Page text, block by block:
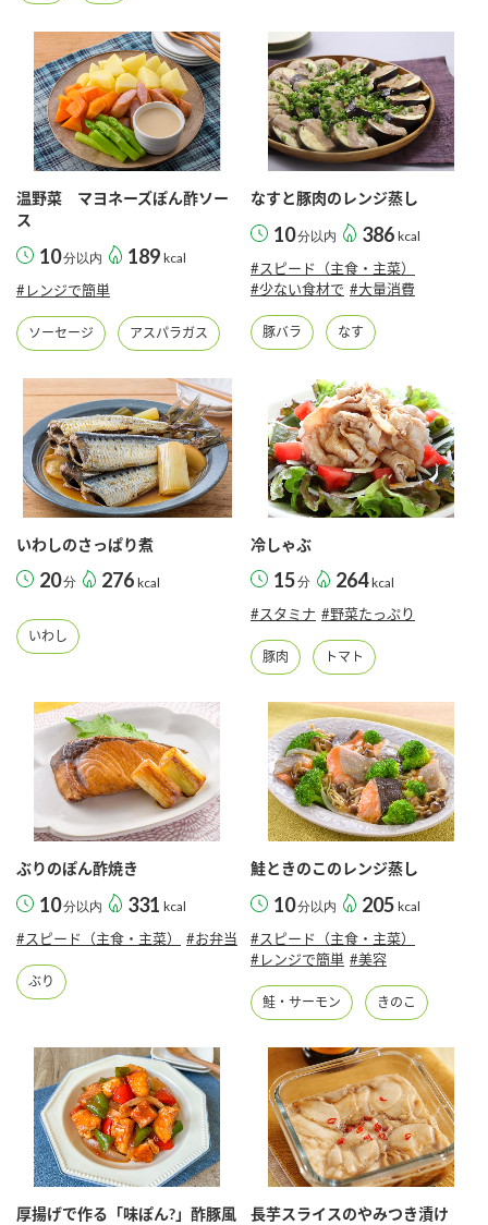
炊き込みご飯の素 米飯用調味液
納豆 Fibee
三ツ判山吹
千夜
スペシャルサイト
ぽん酢サワー
納豆の豆知識
鍋奉行マニュアル
ロングセラー商品 ＋ おすすめレシピ
人気商品 ＋ おすすめレシピ
MIM（ミツカンミュージアム）
各部門が大切にしていること
おいしさと健康への取り組み
お客様の声をいかしました
販売終了製品のご案内
よくあるご質問
お問い合わせ
地図から取り扱い店舗を探す
ミツカン公式通販
温野菜 マヨネーズぽん酢ソー
ス
10分以内 189 kcal
#レンジで簡単
ソーセージ アスパラガス
なすと豚肉のレンジ蒸し
10分以内 386 kcal
#スピード（主食・主菜）
#少ない食材で #大量消費
豚バラ なす
いわしのさっぱり煮
20分 276 kcal
いわし
冷しゃぶ
15分 264 kcal
#スタミナ #野菜たっぷり
豚肉 トマト
ぶりのぽん酢焼き
10分以内 331 kcal
#スピード（主食・主菜） #お弁当
ぶり
鮭ときのこのレンジ蒸し
10分以内 205 kcal
#スピード（主食・主菜）
#レンジで簡単 #美容
鮭・サーモン きのこ
厚揚げで作る「味ぽん?」酢豚風 長芋スライスのやみつき漬け